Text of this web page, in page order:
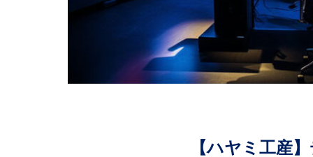
【ハヤミ工産